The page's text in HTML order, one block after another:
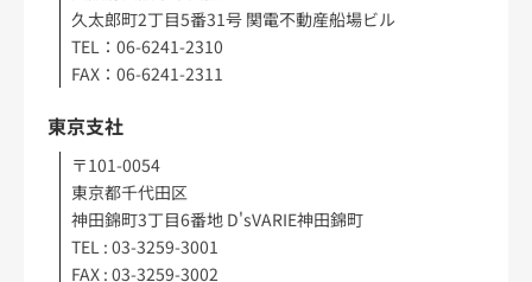
久太郎町2丁目5番31号 関電不動産船場ビル
TEL：06-6241-2310
FAX：06-6241-2311
東京支社
〒101-0054
東京都千代田区
神田錦町3丁目6番地 D'sVARIE神田錦町
TEL : 03-3259-3001
FAX : 03-3259-3002